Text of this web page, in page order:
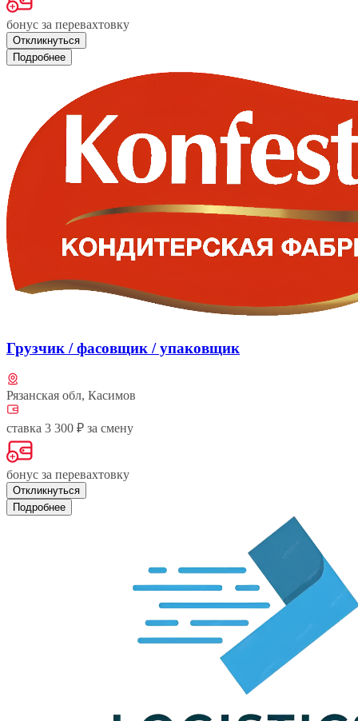
бонус за перевахтовку
Откликнуться
Подробнее
Грузчик / фасовщик / упаковщик
Рязанская обл, Касимов
ставка 3 300 ₽ за смену
бонус за перевахтовку
Откликнуться
Подробнее